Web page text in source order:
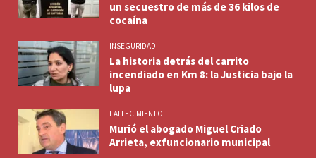
un secuestro de más de 36 kilos de
cocaína
INSEGURIDAD
La historia detrás del carrito
incendiado en Km 8: la Justicia bajo la
lupa
FALLECIMIENTO
Murió el abogado Miguel Criado
Arrieta, exfuncionario municipal